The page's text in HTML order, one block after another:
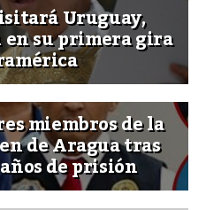
Uruguay,
su primera gira
miembros de la
de Aragua tras
de prisión